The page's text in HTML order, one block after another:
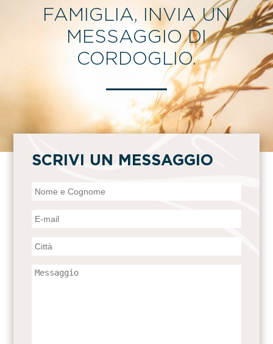
FAMIGLIA, INVIA UN
MESSAGGIO DI
CORDOGLIO.
SCRIVI UN MESSAGGIO